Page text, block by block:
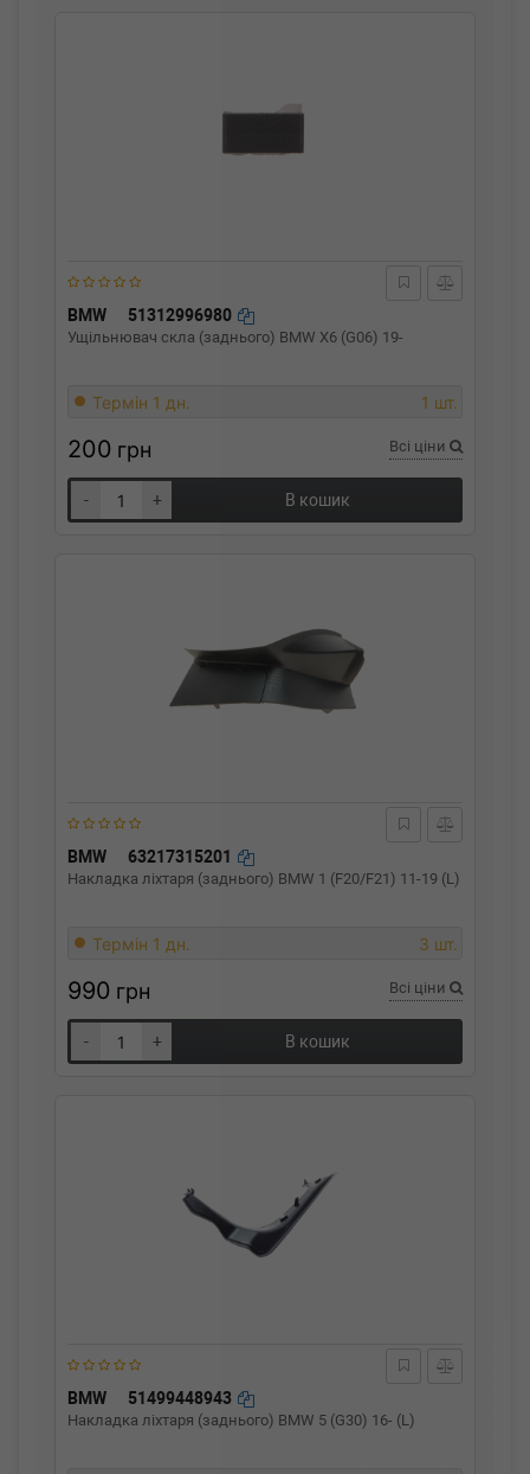
BMW 51312996980
Ущільнювач скла (заднього) BMW X6 (G06) 19-
Термін 1 дн. 1 шт.
200 грн Всі ціни
- + В кошик
BMW 63217315201
Накладка ліхтаря (заднього) BMW 1 (F20/F21) 11-19 (L)
Термін 1 дн. 3 шт.
990 грн Всі ціни
- + В кошик
BMW 51499448943
Накладка ліхтаря (заднього) BMW 5 (G30) 16- (L)